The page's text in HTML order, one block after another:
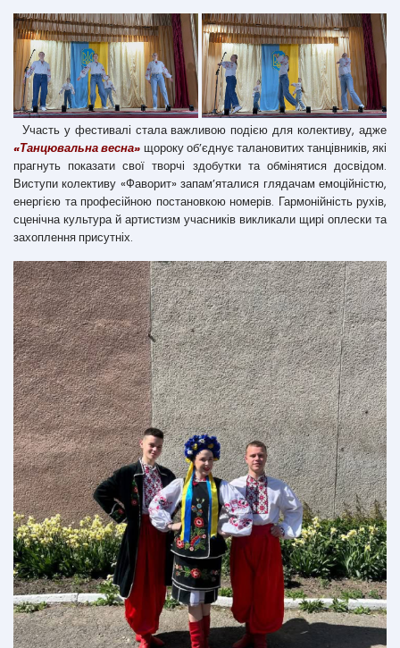
Участь у фестивалі стала важливою подією для колективу, адже
«Танцювальна весна» щороку об’єднує талановитих танцівників, які
прагнуть показати свої творчі здобутки та обмінятися досвідом.
Виступи колективу «Фаворит» запам’яталися глядачам емоційністю,
енергією та професійною постановкою номерів. Гармонійність рухів,
сценічна культура й артистизм учасників викликали щирі оплески та
захоплення присутніх.